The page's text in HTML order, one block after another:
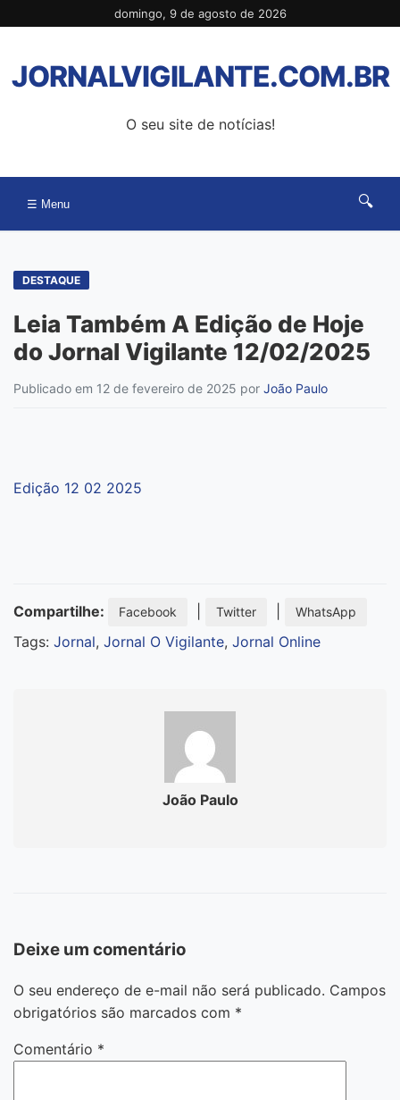
para
conteúdo
domingo, 9 de agosto de 2026
JORNALVIGILANTE.COM.BR
O seu site de notícias!
☰ Menu 🔍
DESTAQUE
Leia Também A Edição de Hoje
do Jornal Vigilante 12/02/2025
Publicado em 12 de fevereiro de 2025 por João Paulo
Edição 12 02 2025
Compartilhe: Facebook Twitter WhatsApp
Tags: Jornal, Jornal O Vigilante, Jornal Online
João Paulo
Deixe um comentário
O seu endereço de e-mail não será publicado. Campos
obrigatórios são marcados com *
Comentário *